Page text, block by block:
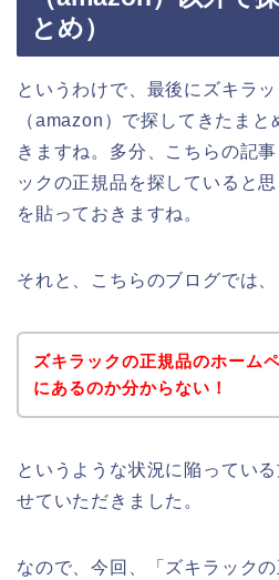
とめ）
というわけで、最後にズキラ
（amazon）で探してきたま
きますね。多分、こちらの記
ックの正規品を探していると
を貼っておきますね。
それと、こちらのブログでは、
ズキラックの正規品のホーム
にあるのか分からない！
というような状況に陥ってい
せていただきました。
なので、今回、「ズキラック